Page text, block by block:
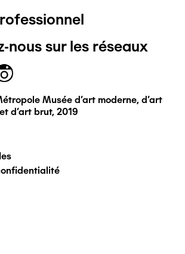
nous sur les réseaux
Musée d'art moderne, d'art
d'art brut, 2019